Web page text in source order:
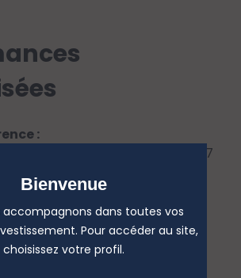
:
Euro-Aggregate: Treasury -- 5-7
EUR (Actions internationales)
term Rate Capitalisé
Bienvenue
accompagnons dans toutes vos
Pour accéder au site,
choisissez votre profil.